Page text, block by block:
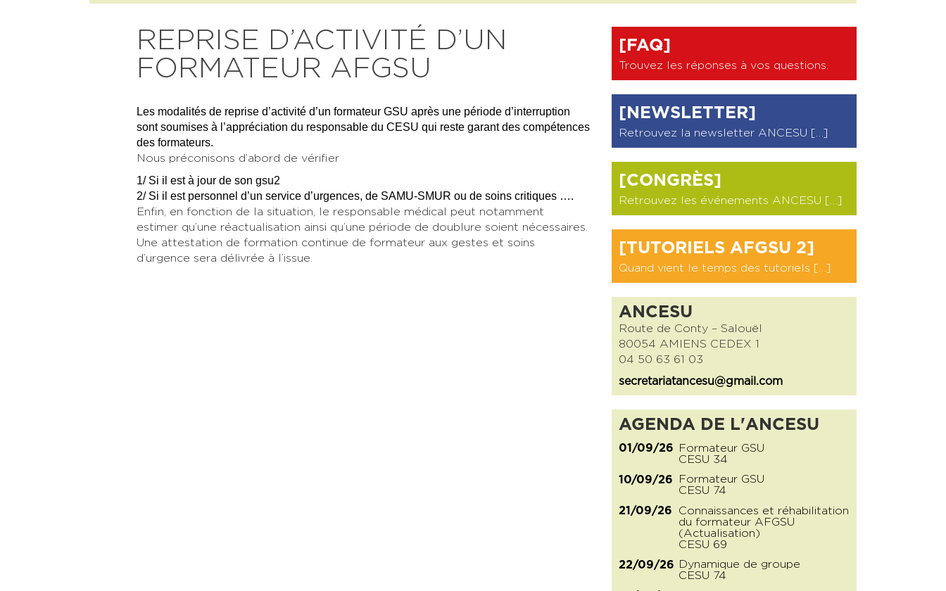
REPRISE D’ACTIVITÉ D’UN
FORMATEUR AFGSU
Les modalités de reprise d’activité d’un formateur GSU après une période d’interruption
sont soumises à l’appréciation du responsable du CESU qui reste garant des compétences
des formateurs.
Nous préconisons d’abord de vérifier
1/ Si il est à jour de son gsu2
2/ Si il est personnel d’un service d’urgences, de SAMU-SMUR ou de soins critiques ….
Enfin, en fonction de la situation, le responsable médical peut notamment
estimer qu’une réactualisation ainsi qu’une période de doublure soient nécessaires.
Une attestation de formation continue de formateur aux gestes et soins
d’urgence sera délivrée à l’issue.
[FAQ]
Trouvez les réponses à vos questions.
[NEWSLETTER]
Retrouvez la newsletter ANCESU […]
[CONGRÈS]
Retrouvez les événements ANCESU […]
[TUTORIELS AFGSU 2]
Quand vient le temps des tutoriels […]
ANCESU
Route de Conty – Salouël
80054 AMIENS CEDEX 1
04 50 63 61 03
secretariatancesu@gmail.com
AGENDA DE L'ANCESU
01/09/26
Formateur GSU
CESU 34
10/09/26
Formateur GSU
CESU 74
21/09/26
Connaissances et réhabilitation
du formateur AFGSU
(Actualisation)
CESU 69
22/09/26
Dynamique de groupe
CESU 74